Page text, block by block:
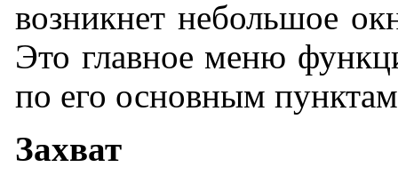
возникнет небольшое
Это главное меню
по его основным
Захват